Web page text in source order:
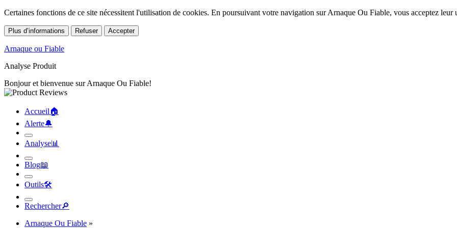
Certaines fonctions de ce site nécessitent l'utilisation de cookies. En poursuivant votre navigation sur Arnaque Ou Fiable, vous acceptez leur
Plus d’informations Refuser Accepter
Arnaque ou Fiable
Analyse Produit
Bonjour et bienvenue sur Arnaque Ou Fiable!
Accueil🏠︎
Alerte🔔︎
Analyse📊︎
Blog📖︎
Outils🛠︎
Rechercher🔎︎
Arnaque Ou Fiable »